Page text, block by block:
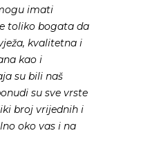
imati
toliko bogata da
kvalitetna i
kao i
su bili naš
su sve vrste
broj vrijednih i
oko vas i na